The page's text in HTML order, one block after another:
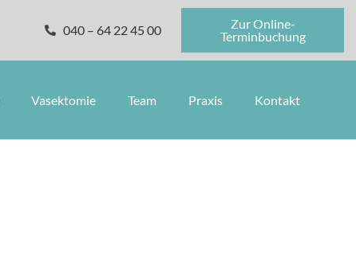
040 – 64 22 45 00
Zur Online-
Terminbuchung
Vasektomie Team Praxis Kontakt